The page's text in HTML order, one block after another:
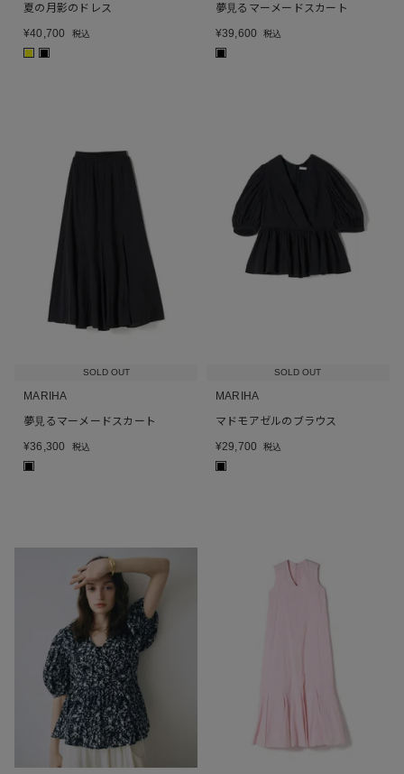
夏の月影のドレス
¥40,700 税込
■ ■
夢見るマーメードスカート
¥39,600 税込
■
SOLD OUT
MARIHA
夢見るマーメードスカート
¥36,300 税込
SOLD OUT
MARIHA
マドモアゼルのブラウス
¥29,700 税込